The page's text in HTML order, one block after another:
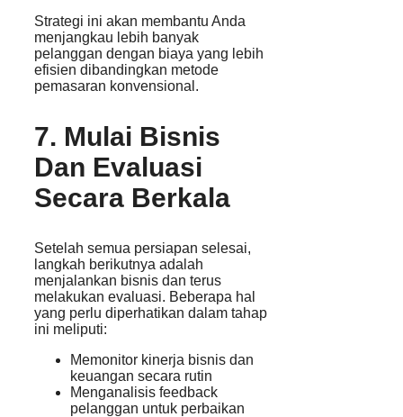
Strategi ini akan membantu Anda
menjangkau lebih banyak
pelanggan dengan biaya yang lebih
efisien dibandingkan metode
pemasaran konvensional.
7. Mulai Bisnis
Dan Evaluasi
Secara Berkala
Setelah semua persiapan selesai,
langkah berikutnya adalah
menjalankan bisnis dan terus
melakukan evaluasi. Beberapa hal
yang perlu diperhatikan dalam tahap
ini meliputi:
Memonitor kinerja bisnis dan
keuangan secara rutin
Menganalisis feedback
pelanggan untuk perbaikan